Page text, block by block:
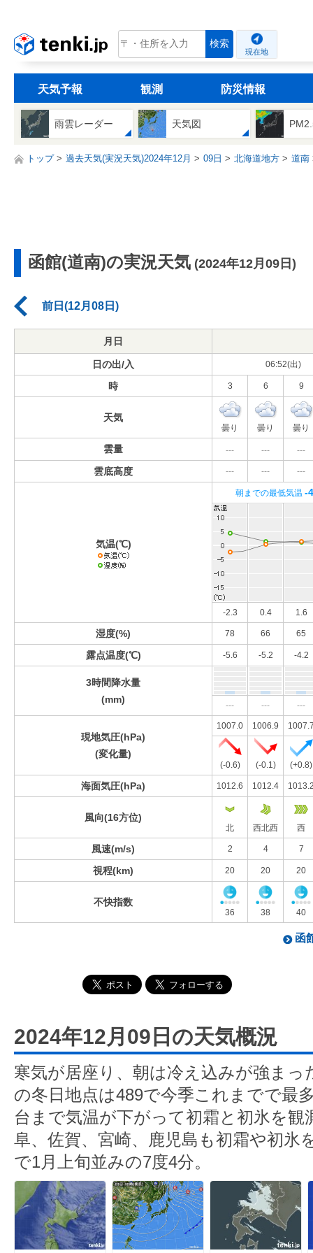
tenki.jp 検索
現在地
天気予報 観測 防災情報
雨雲レーダー 天気図
トップ 過去天気(実況天気)2024年12月 09日 北海道地方 道南
函館(道南)の実況天気 (2024年12月09日)
前日(12月08日)
月日
日の出/入 06:52(出)
時 3 6 9
天気
曇り 曇り 曇り
雲量 --- --- ---
雲底高度 --- --- ---
気温(℃)
朝までの最低気温 -
-2.3 0.4 1.6
湿度(%) 78 66 65
露点温度(℃) -5.6 -5.2 -4.2
3時間降水量
(mm)
--- --- ---
現地気圧(hPa)
(変化量)
1007.0 1006.9
(-0.6) (-0.1) (+0.8)
海面気圧(hPa) 1012.6 1012.4
風向(16方位)
北 西北西 西
風速(m/s) 2 4 7
視程(km) 20 20 20
不快指数
36 38 40
函
2024年12月09日の天気概況
寒気が居座り、朝は冷え込みが強まっ
の冬日地点は489で今季これまでで最
台まで気温が下がって初霜と初氷を観
阜、佐賀、宮崎、鹿児島も初霜や初氷
で1月上旬並みの7度4分。